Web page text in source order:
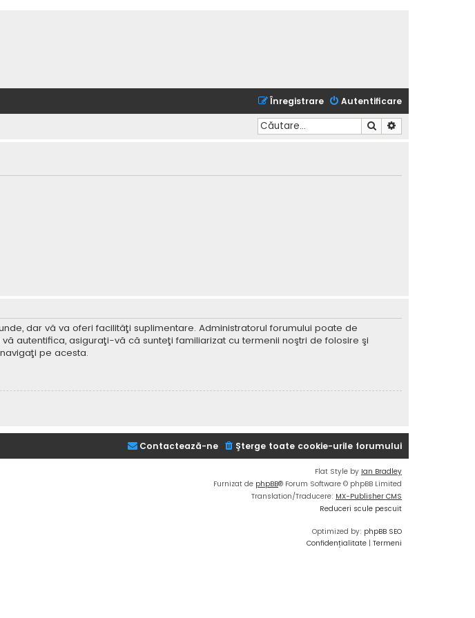
Autentificare
Înregistrare
Căutare
dar vă va oferi facilităţi suplimentare. Administratorul forumului poate de
autentifica, asiguraţi-vă că sunteţi familiarizat cu termenii noştri de folosire şi
pe acesta.
Şterge toate cookie-urile forumului
Contactează-ne
Flat Style by Ian Bradley
Furnizat de phpBB® Forum Software © phpBB Limited
Translation/Traducere: MX-Publisher CMS
Reduceri scule pescuit
Optimized by: phpBB SEO
Confidențialitate | Termeni